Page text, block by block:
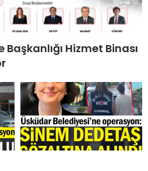
Başkanlığı Hizmet Binası